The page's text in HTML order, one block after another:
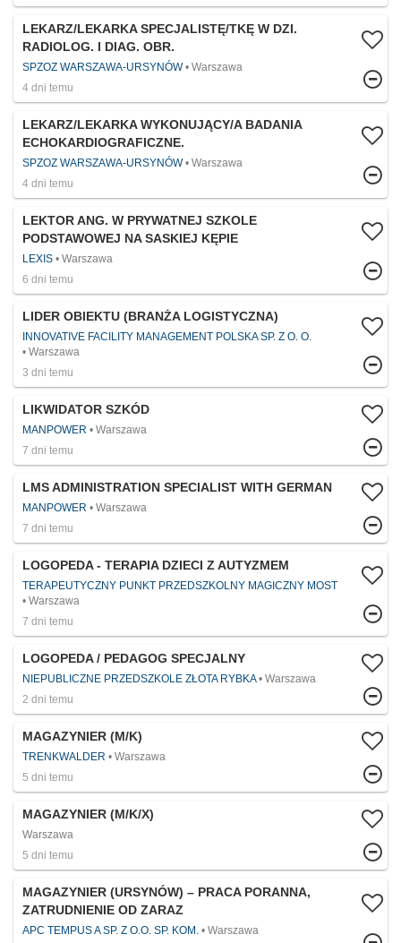
LEKARZ/LEKARKA SPECJALISTĘ/TKĘ W DZI.
RADIOLOG. I DIAG. OBR.
SPZOZ WARSZAWA-URSYNÓW
Warszawa
4 dni temu
LEKARZ/LEKARKA WYKONUJĄCY/A BADANIA
ECHOKARDIOGRAFICZNE.
SPZOZ WARSZAWA-URSYNÓW
Warszawa
4 dni temu
LEKTOR ANG. W PRYWATNEJ SZKOLE
PODSTAWOWEJ NA SASKIEJ KĘPIE
LEXIS
Warszawa
6 dni temu
LIDER OBIEKTU (BRANŻA LOGISTYCZNA)
INNOVATIVE FACILITY MANAGEMENT POLSKA SP. Z O. O.
Warszawa
3 dni temu
LIKWIDATOR SZKÓD
MANPOWER
Warszawa
7 dni temu
LMS ADMINISTRATION SPECIALIST WITH GERMAN
MANPOWER
Warszawa
7 dni temu
LOGOPEDA - TERAPIA DZIECI Z AUTYZMEM
TERAPEUTYCZNY PUNKT PRZEDSZKOLNY MAGICZNY MOST
Warszawa
7 dni temu
LOGOPEDA / PEDAGOG SPECJALNY
NIEPUBLICZNE PRZEDSZKOLE ZŁOTA RYBKA
Warszawa
2 dni temu
MAGAZYNIER (M/K)
TRENKWALDER
Warszawa
5 dni temu
MAGAZYNIER (M/K/X)
Warszawa
5 dni temu
MAGAZYNIER (URSYNÓW) – PRACA PORANNA,
ZATRUDNIENIE OD ZARAZ
APC TEMPUS A SP. Z O.O. SP. KOM.
Warszawa